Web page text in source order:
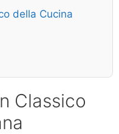
della Cucina
Classico